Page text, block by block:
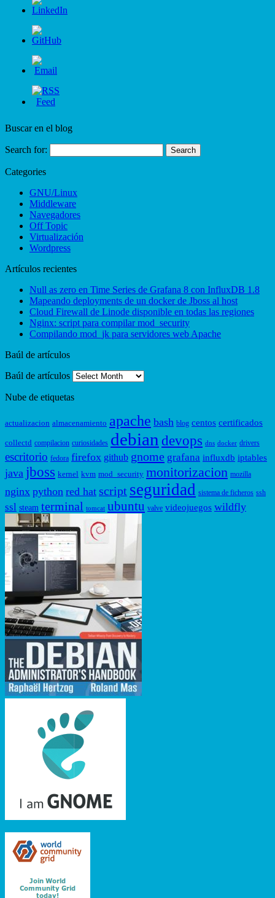
Buscar en el blog
Search for:
Categories
GNU/Linux
Middleware
Navegadores
Off Topic
Virtualización
Wordpress
Artículos recientes
Null as zero en Time Series de Grafana 8 con InfluxDB 1.8
Mapeando deployments de un docker de Jboss al host
Cloud Firewall de Linode disponible en todas las regiones
Nginx: script para compilar mod_security
Compilando mod_jk para servidores web Apache
Baúl de artículos
Baúl de artículos
Nube de etiquetas
actualizacion almacenamiento apache bash blog centos certificados
collectd compilacion curiosidades debian devops dns docker drivers
escritorio fedora firefox github gnome grafana influxdb iptables
java jboss kernel kvm mod_security monitorizacion mozilla
nginx python red hat script seguridad sistema de ficheros ssh
ssl steam terminal tomcat ubuntu valve videojuegos wildfly